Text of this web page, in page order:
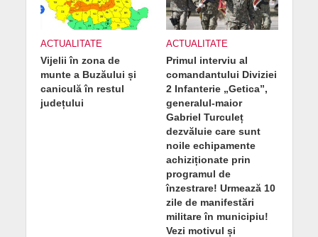
ACTUALITATE
Vijelii în zona de
munte a Buzăului și
caniculă în restul
județului
ACTUALITATE
Primul interviu al
comandantului Diviziei
2 Infanterie „Getica”,
generalul-maior
Gabriel Turculeț
dezvăluie care sunt
noile echipamente
achiziționate prin
programul de
înzestrare! Urmează 10
zile de manifestări
militare în municipiu!
Vezi motivul și